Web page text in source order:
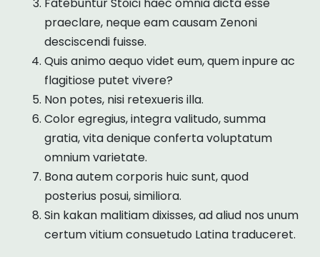
Fatebuntur Stoici haec omnia dicta esse
praeclare, neque eam causam Zenoni
desciscendi fuisse.
Quis animo aequo videt eum, quem inpure ac
flagitiose putet vivere?
Non potes, nisi retexueris illa.
Color egregius, integra valitudo, summa
gratia, vita denique conferta voluptatum
omnium varietate.
Bona autem corporis huic sunt, quod
posterius posui, similiora.
Sin kakan malitiam dixisses, ad aliud nos unum
certum vitium consuetudo Latina traduceret.